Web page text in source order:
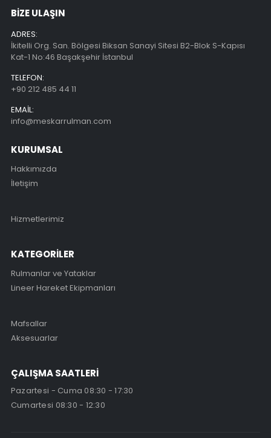
BİZE ULAŞIN
ADRES:
İkitelli Org. San. Bölgesi Biksan Sanayi Sitesi B2-Blok S-Kapısı
Kat-1 No:46 Başakşehir İstanbul
TELEFON:
+90 212 485 44 11
EMAIL:
info@meskarrulman.com
KURUMSAL
Hakkımızda
İletişim
Hizmetlerimiz
KATEGORİLER
Rulmanlar ve Yataklar
Lineer Hareket Ekipmanları
Mafsallar
Aksesuarlar
ÇALIŞMA SAATLERİ
Pazartesi - Cuma 08:30 - 17:30
Cumartesi 08:30 - 12:30